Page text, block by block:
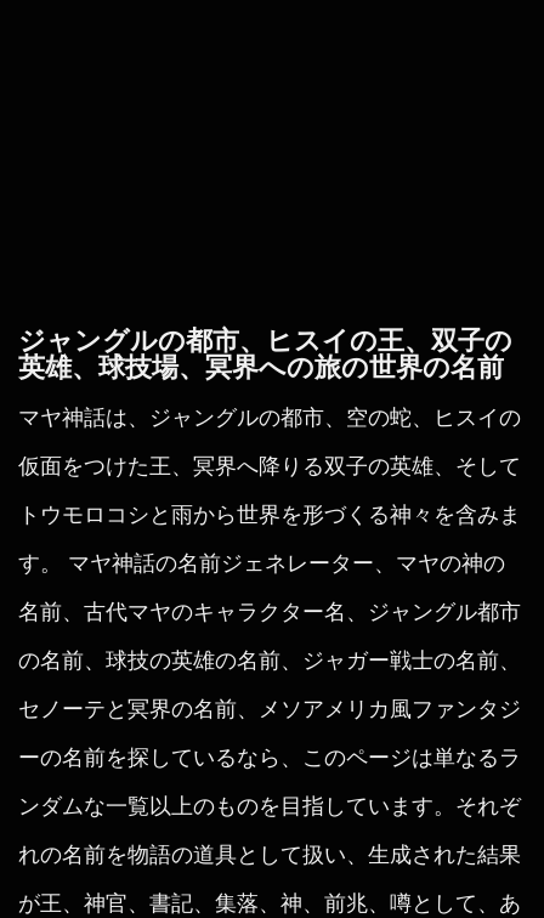
ジャングルの都市、ヒスイの王、双子の
英雄、球技場、冥界への旅の世界の名前
マヤ神話は、ジャングルの都市、空の蛇、ヒスイの
仮面をつけた王、冥界へ降りる双子の英雄、そして
トウモロコシと雨から世界を形づくる神々を含みま
す。 マヤ神話の名前ジェネレーター、マヤの神の
名前、古代マヤのキャラクター名、ジャングル都市
の名前、球技の英雄の名前、ジャガー戦士の名前、
セノーテと冥界の名前、メソアメリカ風ファンタジ
ーの名前を探しているなら、このページは単なるラ
ンダムな一覧以上のものを目指しています。それぞ
れの名前を物語の道具として扱い、生成された結果
が王、神官、書記、集落、神、前兆、噂として、あ